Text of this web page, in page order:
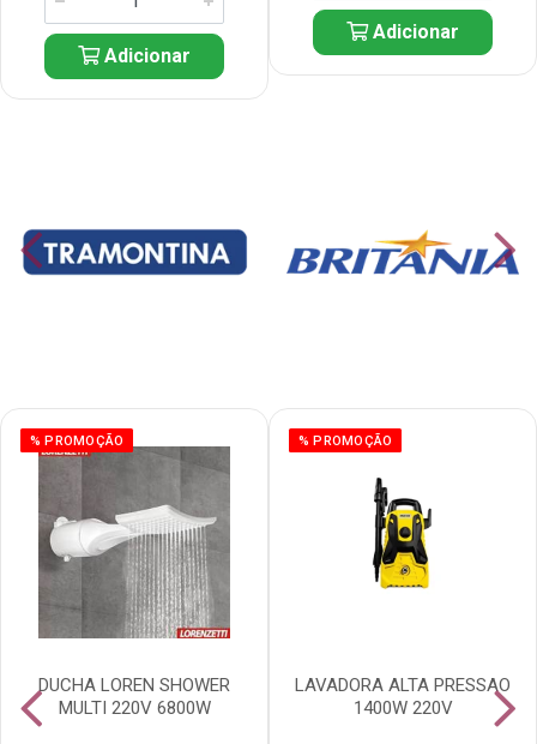
Adicionar
Adicionar
% PROMOÇÃO
DUCHA LOREN SHOWER
MULTI 220V 6800W
% PROMOÇÃO
LAVADORA ALTA PRESSAO
1400W 220V